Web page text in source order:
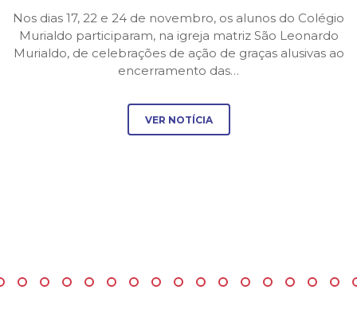
Nos dias 17, 22 e 24 de novembro, os alunos do Colégio
Murialdo participaram, na igreja matriz São Leonardo
Murialdo, de celebrações de ação de graças alusivas ao
encerramento das…
VER NOTÍCIA